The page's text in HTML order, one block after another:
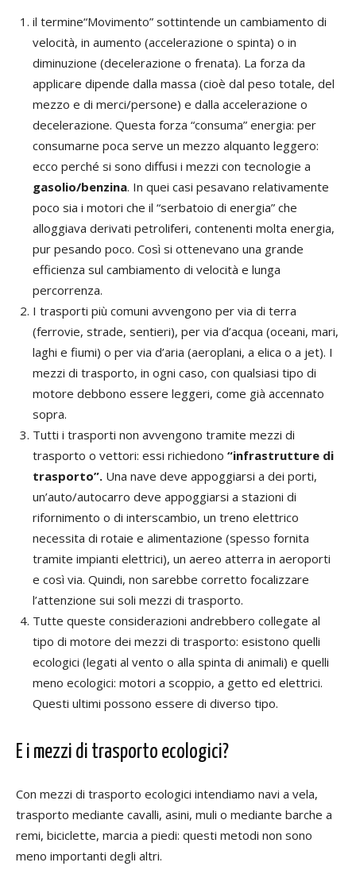
il termine“Movimento” sottintende un cambiamento di
velocità, in aumento (accelerazione o spinta) o in
diminuzione (decelerazione o frenata). La forza da
applicare dipende dalla massa (cioè dal peso totale, del
mezzo e di merci/persone) e dalla accelerazione o
decelerazione. Questa forza “consuma” energia: per
consumarne poca serve un mezzo alquanto leggero:
ecco perché si sono diffusi i mezzi con tecnologie a
gasolio/benzina. In quei casi pesavano relativamente
poco sia i motori che il “serbatoio di energia” che
alloggiava derivati petroliferi, contenenti molta energia,
pur pesando poco. Così si ottenevano una grande
efficienza sul cambiamento di velocità e lunga
percorrenza.
I trasporti più comuni avvengono per via di terra
(ferrovie, strade, sentieri), per via d’acqua (oceani, mari,
laghi e fiumi) o per via d’aria (aeroplani, a elica o a jet). I
mezzi di trasporto, in ogni caso, con qualsiasi tipo di
motore debbono essere leggeri, come già accennato
sopra.
Tutti i trasporti non avvengono tramite mezzi di
trasporto o vettori: essi richiedono “infrastrutture di
trasporto”. Una nave deve appoggiarsi a dei porti,
un’auto/autocarro deve appoggiarsi a stazioni di
rifornimento o di interscambio, un treno elettrico
necessita di rotaie e alimentazione (spesso fornita
tramite impianti elettrici), un aereo atterra in aeroporti
e così via. Quindi, non sarebbe corretto focalizzare
l’attenzione sui soli mezzi di trasporto.
Tutte queste considerazioni andrebbero collegate al
tipo di motore dei mezzi di trasporto: esistono quelli
ecologici (legati al vento o alla spinta di animali) e quelli
meno ecologici: motori a scoppio, a getto ed elettrici.
Questi ultimi possono essere di diverso tipo.
E i mezzi di trasporto ecologici?
Con mezzi di trasporto ecologici intendiamo navi a vela,
trasporto mediante cavalli, asini, muli o mediante barche a
remi, biciclette, marcia a piedi: questi metodi non sono
meno importanti degli altri.